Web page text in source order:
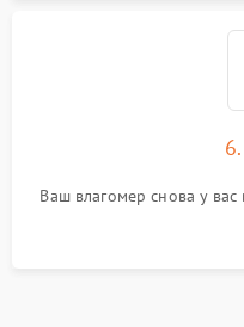
Ваш влагомер снова у